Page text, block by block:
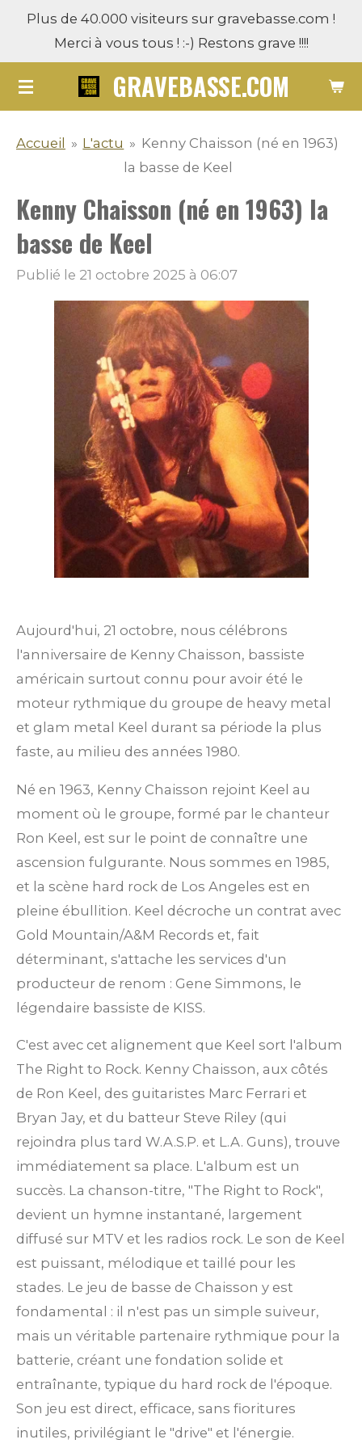
Passer
contenu
principal
GRAVEBASSE.COM
Plus de 40.000 visiteurs sur gravebasse.com !
Merci à vous tous ! :-) Restons grave !!!!
Accueil » L'actu » Kenny Chaisson (né en 1963)
la basse de Keel
Kenny Chaisson (né en 1963) la
basse de Keel
Publié le 21 octobre 2025 à 06:07
Aujourd'hui, 21 octobre, nous célébrons
l'anniversaire de Kenny Chaisson, bassiste
américain surtout connu pour avoir été le
moteur rythmique du groupe de heavy metal
et glam metal Keel durant sa période la plus
faste, au milieu des années 1980.
Né en 1963, Kenny Chaisson rejoint Keel au
moment où le groupe, formé par le chanteur
Ron Keel, est sur le point de connaître une
ascension fulgurante. Nous sommes en 1985,
et la scène hard rock de Los Angeles est en
pleine ébullition. Keel décroche un contrat avec
Gold Mountain/A&M Records et, fait
déterminant, s'attache les services d'un
producteur de renom : Gene Simmons, le
légendaire bassiste de KISS.
C'est avec cet alignement que Keel sort l'album
The Right to Rock. Kenny Chaisson, aux côtés
de Ron Keel, des guitaristes Marc Ferrari et
Bryan Jay, et du batteur Steve Riley (qui
rejoindra plus tard W.A.S.P. et L.A. Guns), trouve
immédiatement sa place. L'album est un
succès. La chanson-titre, "The Right to Rock",
devient un hymne instantané, largement
diffusé sur MTV et les radios rock. Le son de Keel
est puissant, mélodique et taillé pour les
stades. Le jeu de basse de Chaisson y est
fondamental : il n'est pas un simple suiveur,
mais un véritable partenaire rythmique pour la
batterie, créant une fondation solide et
entraînante, typique du hard rock de l'époque.
Son jeu est direct, efficace, sans fioritures
inutiles, privilégiant le "drive" et l'énergie.